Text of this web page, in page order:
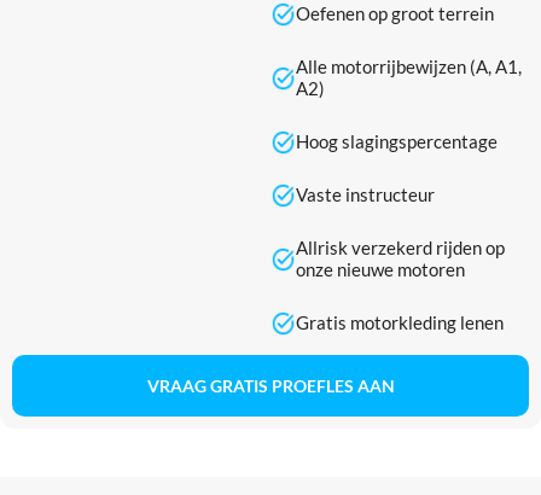
Oefenen op groot terrein
Alle motorrijbewijzen (A, A1,
A2)
Hoog slagingspercentage
Vaste instructeur
Allrisk verzekerd rijden op
onze nieuwe motoren
Gratis motorkleding lenen
VRAAG GRATIS PROEFLES AAN